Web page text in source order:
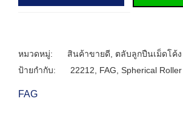
หมวดหมู่: สินค้าขายดี
ตลับลูกปืนเม็ดโค้ง
ป้ายกำกับ:
22212 FAG Spherical
FAG